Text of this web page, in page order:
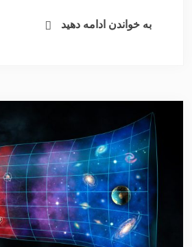
به خواندن ادامه دهید